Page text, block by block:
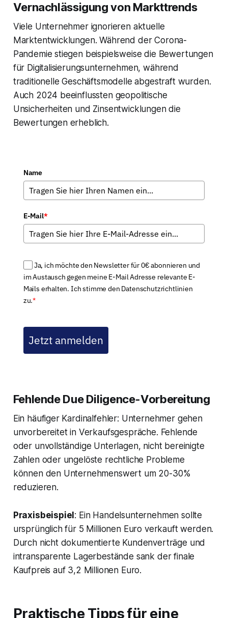
Vernachlässigung von Markttrends
Viele Unternehmer ignorieren aktuelle
Marktentwicklungen. Während der Corona-
Pandemie stiegen beispielsweise die Bewertungen
für Digitalisierungsunternehmen, während
traditionelle Geschäftsmodelle abgestraft wurden.
Auch 2024 beeinflussten geopolitische
Unsicherheiten und Zinsentwicklungen die
Bewertungen erheblich.
Name
E-Mail*
Ja, ich möchte den Newsletter für 0€ abonnieren und
im Austausch gegen meine E-Mail Adresse relevante E-
Mails erhalten. Ich stimme den Datenschutzrichtlinien
zu.*
Jetzt anmelden
Fehlende Due Diligence-Vorbereitung
Ein häufiger Kardinalfehler: Unternehmer gehen
unvorbereitet in Verkaufsgespräche. Fehlende
oder unvollständige Unterlagen, nicht bereinigte
Zahlen oder ungelöste rechtliche Probleme
können den Unternehmenswert um 20-30%
reduzieren.
Praxisbeispiel : Ein Handelsunternehmen sollte
ursprünglich für 5 Millionen Euro verkauft werden.
Durch nicht dokumentierte Kundenverträge und
intransparente Lagerbestände sank der finale
Kaufpreis auf 3,2 Millionen Euro.
Praktische Tipps für eine